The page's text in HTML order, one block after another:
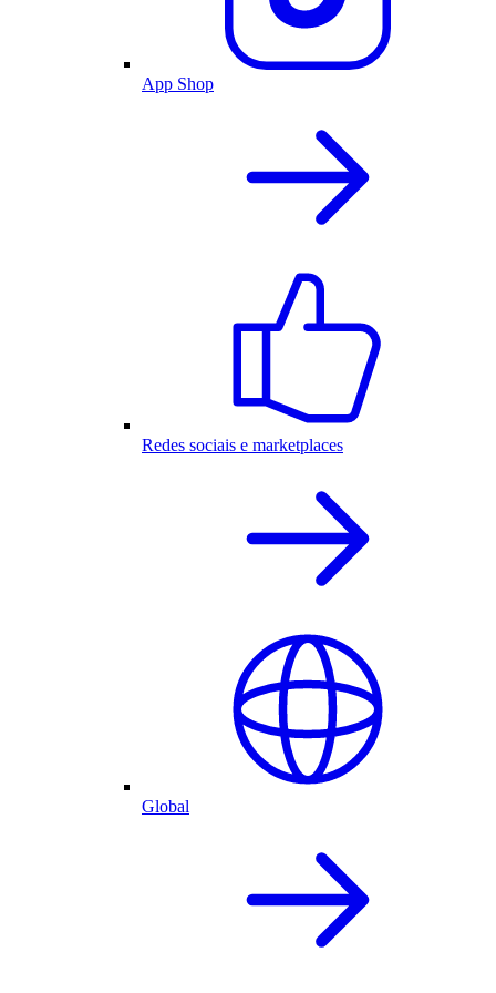
App Shop
Redes sociais e marketplaces
Global